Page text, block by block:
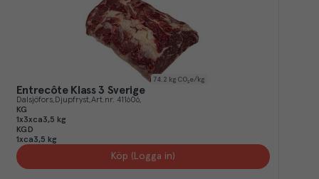
74.2 kg CO₂e/kg
Entrecôte Klass 3 Sverige
Dalsjöfors Djupfryst Art.nr. 411606
KG
1x3xca3,5 kg
KGD
1xca3,5 kg
Köp (Logga in)